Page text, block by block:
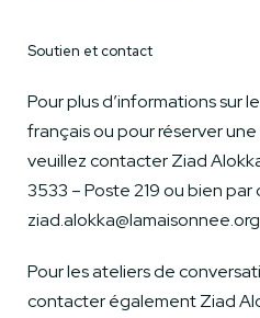
Soutien et contact
Pour plus d’informations sur
français ou pour réserver
veuillez contacter Ziad
3533 – Poste 219 ou bien par
ziad.alokka@lamaisonnee.org
Pour les ateliers de
contacter également Ziad